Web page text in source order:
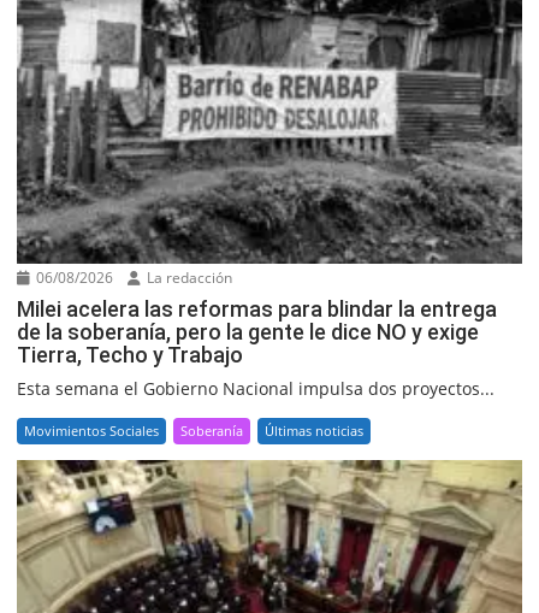
06/08/2026 La redacción
Milei acelera las reformas para blindar la entrega
de la soberanía, pero la gente le dice NO y exige
Tierra, Techo y Trabajo
Esta semana el Gobierno Nacional impulsa dos proyectos...
Movimientos Sociales Soberanía Últimas noticias